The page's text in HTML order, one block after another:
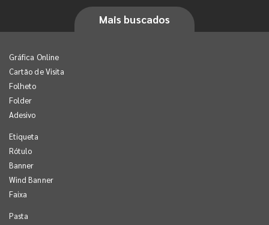
Mais buscados
Gráfica Online
Cartão de Visita
Folheto
Folder
Adesivo
Etiqueta
Rótulo
Banner
Wind Banner
Faixa
Pasta